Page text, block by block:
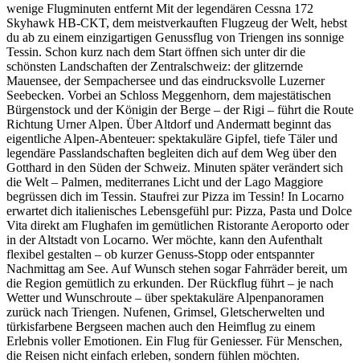
wenige Flugminuten entfernt Mit der legendären Cessna 172
Skyhawk HB-CKT, dem meistverkauften Flugzeug der Welt, hebst
du ab zu einem einzigartigen Genussflug von Triengen ins sonnige
Tessin. Schon kurz nach dem Start öffnen sich unter dir die
schönsten Landschaften der Zentralschweiz: der glitzernde
Mauensee, der Sempachersee und das eindrucksvolle Luzerner
Seebecken. Vorbei an Schloss Meggenhorn, dem majestätischen
Bürgenstock und der Königin der Berge – der Rigi – führt die Route
Richtung Urner Alpen. Über Altdorf und Andermatt beginnt das
eigentliche Alpen-Abenteuer: spektakuläre Gipfel, tiefe Täler und
legendäre Passlandschaften begleiten dich auf dem Weg über den
Gotthard in den Süden der Schweiz. Minuten später verändert sich
die Welt – Palmen, mediterranes Licht und der Lago Maggiore
begrüssen dich im Tessin. Staufrei zur Pizza im Tessin! In Locarno
erwartet dich italienisches Lebensgefühl pur: Pizza, Pasta und Dolce
Vita direkt am Flughafen im gemütlichen Ristorante Aeroporto oder
in der Altstadt von Locarno. Wer möchte, kann den Aufenthalt
flexibel gestalten – ob kurzer Genuss-Stopp oder entspannter
Nachmittag am See. Auf Wunsch stehen sogar Fahrräder bereit, um
die Region gemütlich zu erkunden. Der Rückflug führt – je nach
Wetter und Wunschroute – über spektakuläre Alpenpanoramen
zurück nach Triengen. Nufenen, Grimsel, Gletscherwelten und
türkisfarbene Bergseen machen auch den Heimflug zu einem
Erlebnis voller Emotionen. Ein Flug für Geniesser. Für Menschen,
die Reisen nicht einfach erleben, sondern fühlen möchten.